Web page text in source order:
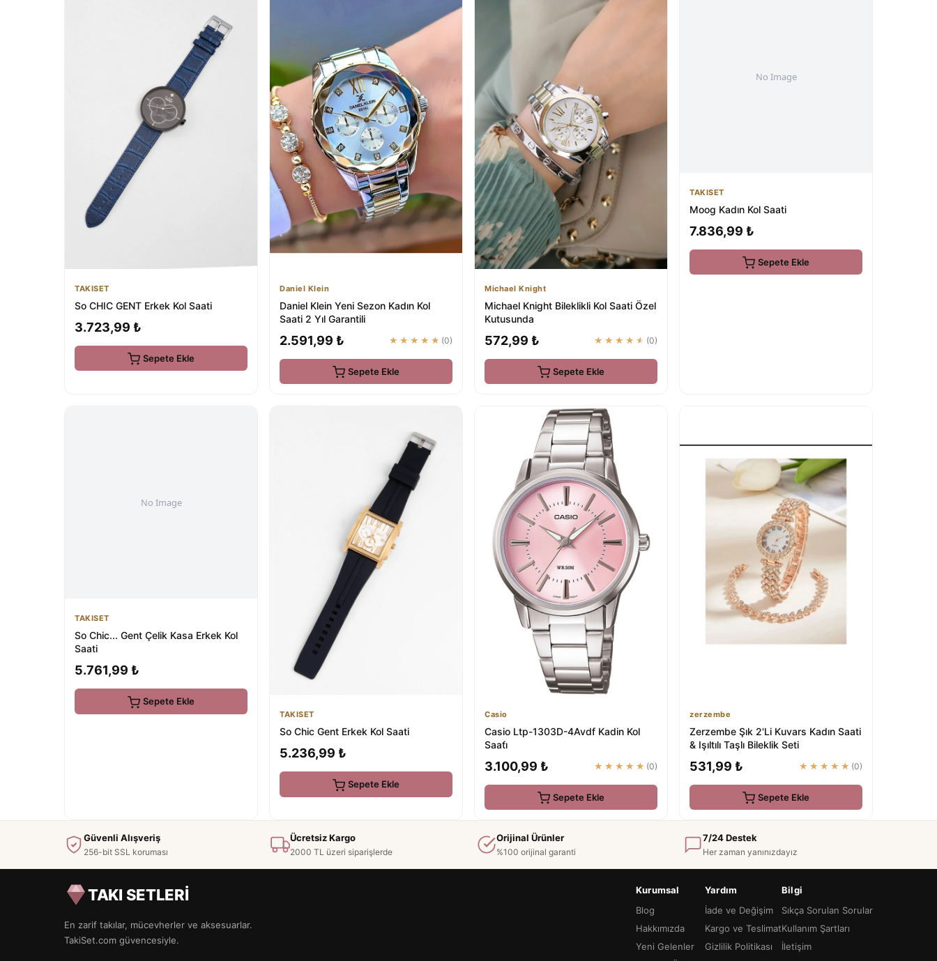
TAKISET
So CHIC GENT Erkek Kol Saati
3.723,99 ₺
Sepete Ekle
Daniel Klein
Daniel Klein Yeni Sezon Kadın Kol
Saati 2 Yıl Garantili
2.591,99 ₺ ★★★★★ (0)
Sepete Ekle
Michael Knight
Michael Knight Bileklikli Kol Saati Özel
Kutusunda
572,99 ₺ ★★★★★ (0)
Sepete Ekle
TAKISET
Moog Kadın Kol Saati
7.836,99 ₺
Sepete Ekle
TAKISET
So Chic... Gent Çelik Kasa Erkek Kol
Saati
5.761,99 ₺
Sepete Ekle
TAKISET
So Chic Gent Erkek Kol Saati
5.236,99 ₺
Sepete Ekle
Casio
Casio Ltp-1303D-4Avdf Kadin Kol
Saati̇
3.100,99 ₺ ★★★★★ (0)
Sepete Ekle
zerzembe
Zerzembe Şık 2'Li Kuvars Kadın Saati
& Işıltılı Taşlı Bileklik Seti
531,99 ₺ ★★★★★ (0)
Sepete Ekle
Güvenli Alışveriş
256-bit SSL koruması
Ücretsiz Kargo
2000 TL üzeri siparişlerde
Orijinal Ürünler
%100 orijinal garanti
7/24 Destek
Her zaman yanınızdayız
TAKI SETLERİ
En zarif takılar, mücevherler ve aksesuarlar.
TakiSet.com güvencesiyle.
Kurumsal
Blog
Hakkımızda
Yeni Gelenler
Yardım
İade ve Değişim
Kargo ve Teslimat
Gizlilik Politikası
Bilgi
Sıkça Sorulan Sorular
Kullanım Şartları
İletişim